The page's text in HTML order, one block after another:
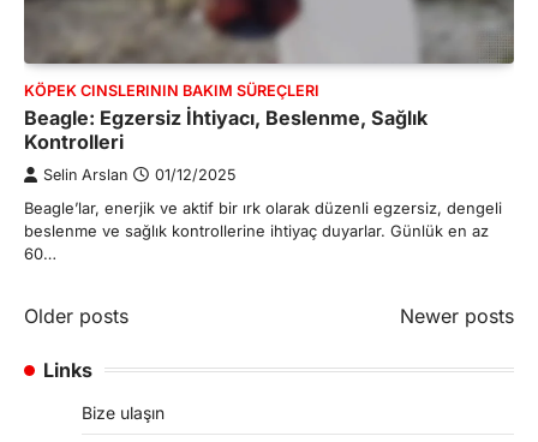
KÖPEK CINSLERININ BAKIM SÜREÇLERI
Beagle: Egzersiz İhtiyacı, Beslenme, Sağlık
Kontrolleri
Selin Arslan 01/12/2025
Beagle’lar, enerjik ve aktif bir ırk olarak düzenli egzersiz, dengeli
beslenme ve sağlık kontrollerine ihtiyaç duyarlar. Günlük en az
60…
Posts
navigation
Older posts Newer posts
Links
Bize ulaşın